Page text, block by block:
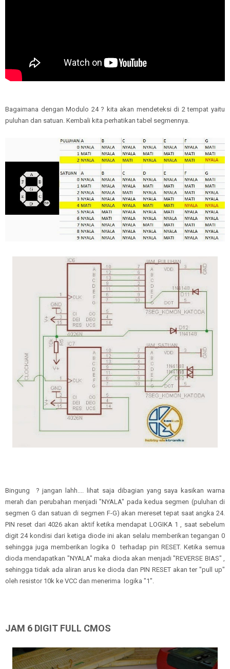
Bagaimana dengan Modulo 24 ? kita akan mendeteksi di 2 tempat yaitu
puluhan dan satuan. Kembali kita perhatikan tabel segmennya.
Bingung ? jangan lahh.... lihat saja dibagian yang saya kasikan warna
merah dan perubahan menjadi "NYALA" pada kedua segmen (puluhan di
segmen G dan satuan di segmen F-G) akan mereset tepat saat angka 24.
PIN reset dari 4026 akan aktif ketika mendapat LOGIKA 1 , saat sebelum
digit 24 kondisi dari ketiga diode ini akan selalu memberikan tegangan 0
sehingga juga memberikan logika 0 terhadap pin RESET. Ketika semua
dioda mendapatkan "NYALA" maka dioda akan menjadi "REVERSE BIAS" ,
sehingga tidak ada aliran arus ke dioda dan PIN RESET akan ter "pull up"
oleh resistor 10k ke VCC dan menerima logika "1".
JAM 6 DIGIT FULL CMOS